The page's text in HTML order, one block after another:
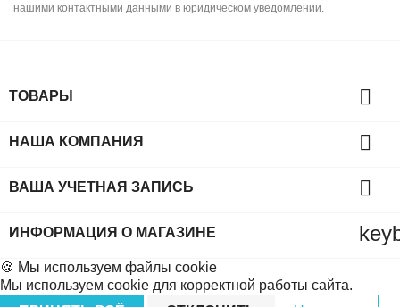
нашими контактными данными в юридическом уведомлении.
ТОВАРЫ 
НАША КОМПАНИЯ 
ВАША УЧЕТНАЯ ЗАПИСЬ 
ИНФОРМАЦИЯ О МАГАЗИНЕ
🍪 Мы используем файлы cookie
Мы используем cookie для корректной работы сайта.